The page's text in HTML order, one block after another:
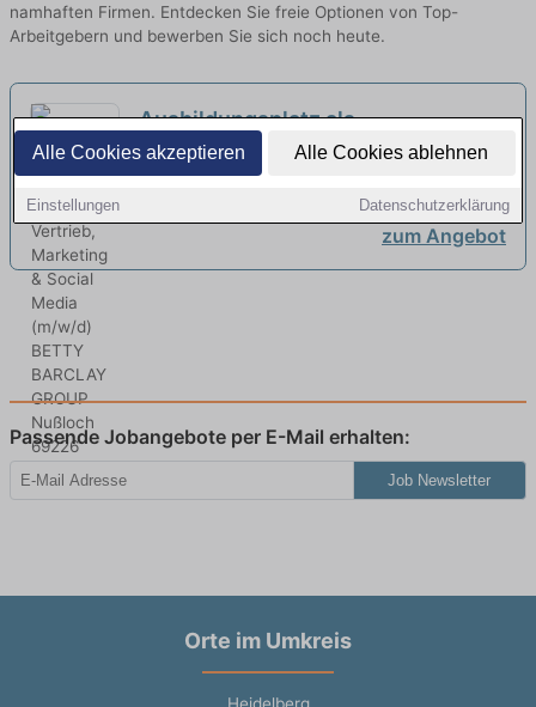
Alle Cookies akzeptieren Alle Cookies ablehnen
Einstellungen Datenschutzerklärung
namhaften Firmen. Entdecken Sie freie Optionen von Top-
Arbeitgebern und bewerben Sie sich noch heute.
Ausbildungsplatz als
Industriekaufmann/-frau - Vertrieb,
Marketing & Social Media (m/w/d)
neu
BETTY BARCLAY GROUP | Nußloch
zum Angebot
Passende Jobangebote per E-Mail erhalten:
Job Newsletter
Orte im Umkreis